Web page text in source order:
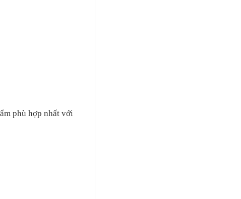
phù hợp nhất với